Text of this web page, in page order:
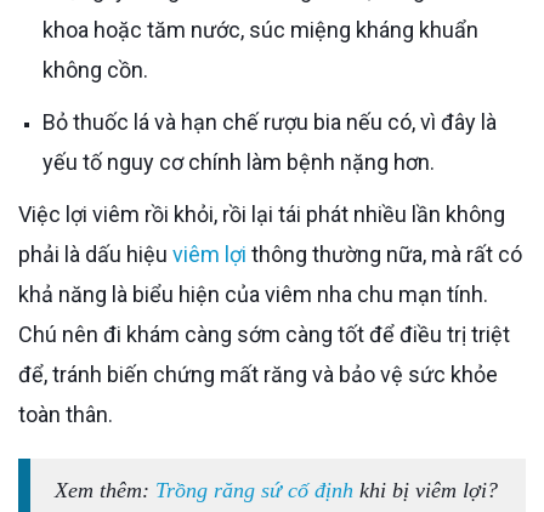
khoa hoặc tăm nước, súc miệng kháng khuẩn
không cồn.
Bỏ thuốc lá và hạn chế rượu bia nếu có, vì đây là
yếu tố nguy cơ chính làm bệnh nặng hơn.
Việc lợi viêm rồi khỏi, rồi lại tái phát nhiều lần không
phải là dấu hiệu viêm lợi thông thường nữa, mà rất có
khả năng là biểu hiện của viêm nha chu mạn tính.
Chú nên đi khám càng sớm càng tốt để điều trị triệt
để, tránh biến chứng mất răng và bảo vệ sức khỏe
toàn thân.
Xem thêm: Trồng răng sứ cố định khi bị viêm lợi?